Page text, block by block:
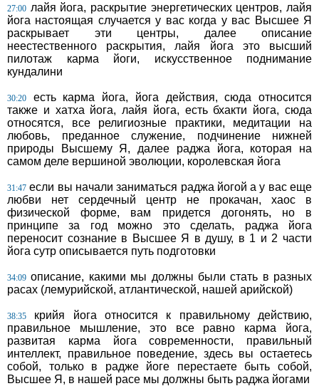
27:00 лайя йога, раскрытие энергетических центров, лайя
йога настоящая случается у вас когда у вас Высшее Я
раскрывает эти центры, далее описание
неестественного раскрытия, лайя йога это высший
пилотаж карма йоги, искусственное поднимание
кундалини
30:20
есть карма йога, йога действия, сюда относится
также и хатха йога, лайя йога, есть бхакти йога, сюда
относятся, все религиозные практики, медитации на
любовь, преданное служение, подчинение нижней
природы Высшему Я, далее раджа йога, которая на
самом деле вершиной эволюции, королевская йога
31:47 если вы начали заниматься раджа йогой а у вас еще
любви нет сердечный центр не прокачан, хаос в
физической форме, вам придется догонять, но в
принципе за год можно это сделать, раджа йога
переносит сознание в Высшее Я в душу, в 1 и 2 части
йога сутр описывается путь подготовки
34:09 описание, какими мы должны были стать в разных
расах (лемурийской, атлантической, нашей арийской)
38:35
крийя йога относится к правильному действию,
правильное мышление, это все равно карма йога,
развитая карма йога современности, правильный
интеллект, правильное поведение, здесь вы остаетесь
собой, только в радже йоге перестаете быть собой,
Высшее Я, в нашей расе мы должны быть раджа йогами